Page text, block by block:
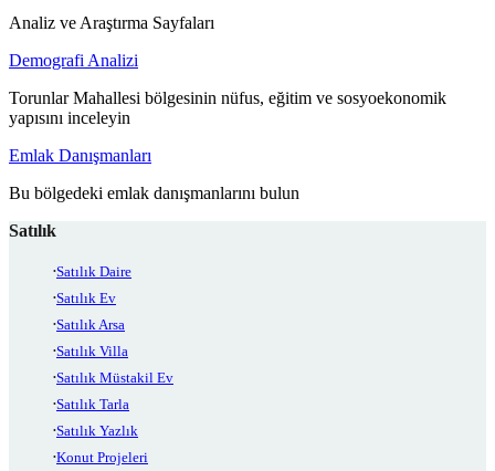
Analiz ve Araştırma Sayfaları
Demografi Analizi
Torunlar Mahallesi bölgesinin nüfus, eğitim ve sosyoekonomik
yapısını inceleyin
Emlak Danışmanları
Bu bölgedeki emlak danışmanlarını bulun
Satılık
Satılık Daire
Satılık Ev
Satılık Arsa
Satılık Villa
Satılık Müstakil Ev
Satılık Tarla
Satılık Yazlık
Konut Projeleri